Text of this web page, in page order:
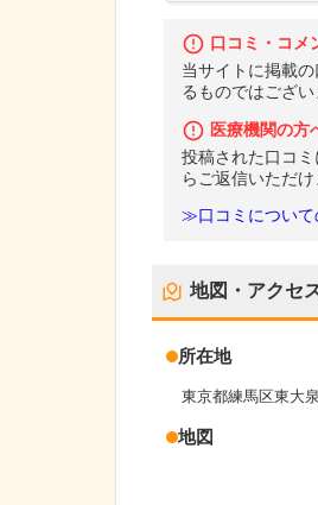
口コミ・コメ
当サイトに掲載
るものではござ
医療機関の方
投稿された口コ
らご返信いただけ
≫口コミについて
地図・アクセ
所在地
東京都練馬区東大
地図